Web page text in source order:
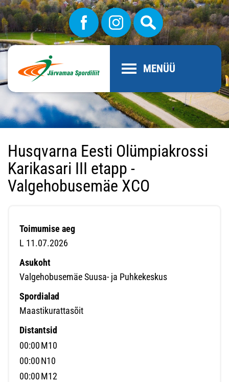
MENÜÜ
Husqvarna Eesti Olümpiakrossi
Karikasari III etapp -
Valgehobusemäe XCO
Toimumise aeg
L 11.07.2026
Asukoht
Valgehobusemäe Suusa- ja Puhkekeskus
Spordialad
Maastikurattasõit
Distantsid
00:00M10
00:00N10
00:00M12